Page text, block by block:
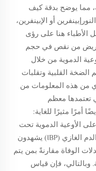
مما يوضح بدقة كيف
أو الإبينفرين،
الأطباء هنا على رؤى
المريض من نقص في حجم
الدموية من خلال
القلبية وتقلبات
من هذه المعلومات من
تعتمدها معظم
أمرًا مثيرًا للغاية:
الأوعية الدموية تحت
مراقبة مستمرة بواسطة قياس ضغط الدم الغازي (IBP) يشهدون
في معدلات الوفاة مقارنةً بمن يتم
وبالتالي، فإن قياس